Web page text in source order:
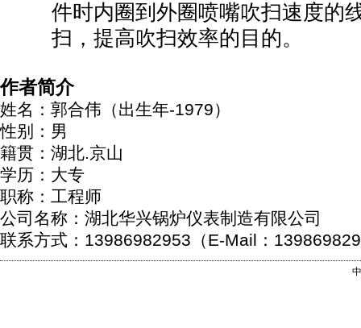
件时内圈到外圈喷嘴吹扫速度的
扫，提高吹扫效率的目的。
作者简介
姓名：郭合伟（出生年-1979）
性别：男
籍贯：湖北.京山
学历：大专
职称：工程师
公司名称：湖北华兴锅炉仪表制造有限公司
联系方式：13986982953（E-Mail：